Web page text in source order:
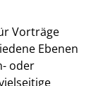
Vorträge
Ebenen
oder